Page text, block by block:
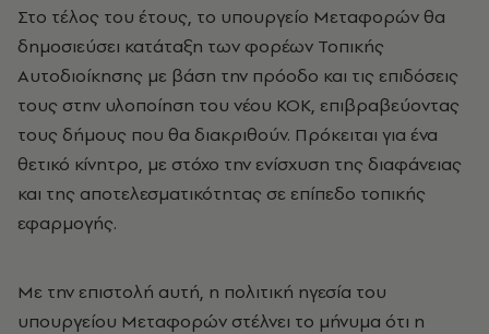
Στο τέλος του έτους, το υπουργείο Μεταφορών θα
δημοσιεύσει κατάταξη των φορέων Τοπικής
Αυτοδιοίκησης με βάση την πρόοδο και τις επιδόσεις
τους στην υλοποίηση του νέου ΚΟΚ, επιβραβεύοντας
τους δήμους που θα διακριθούν. Πρόκειται για ένα
θετικό κίνητρο, με στόχο την ενίσχυση της διαφάνειας
και της αποτελεσματικότητας σε επίπεδο τοπικής
εφαρμογής.
Με την επιστολή αυτή, η πολιτική ηγεσία του
υπουργείου Μεταφορών στέλνει το μήνυμα ότι η